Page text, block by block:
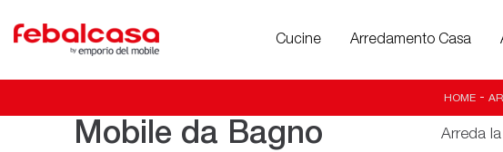
Cucine Arredamento Casa
HOME-
Mobile da Bagno
Arreda